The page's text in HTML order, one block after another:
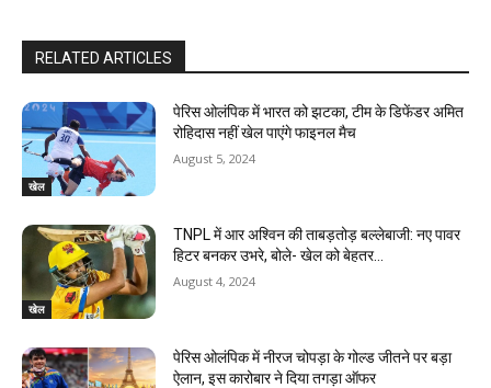
RELATED ARTICLES
खेल
पेरिस ओलंपिक में भारत को झटका, टीम के डिफेंडर अमित
रोहिदास नहीं खेल पाएंगे फाइनल मैच
August 5, 2024
खेल
TNPL में आर अश्विन की ताबड़तोड़ बल्‍लेबाजी: नए पावर
हिटर बनकर उभरे, बोले- खेल को बेहतर…
August 4, 2024
पेरिस ओलंपिक में नीरज चोपड़ा के गोल्ड जीतने पर बड़ा
ऐलान, इस कारोबार ने दिया तगड़ा ऑफर